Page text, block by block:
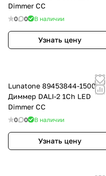
Dimmer CC
0 0 В наличии
Узнать цену
Lunatone 89453844-1500DE
Диммер DALI-2 1Ch LED
Dimmer CC
0 0 В наличии
Узнать цену